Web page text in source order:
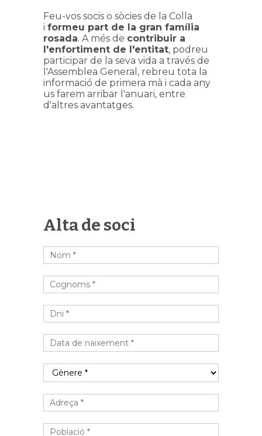
Feu-vos socis o sòcies de la Colla
i formeu part de la gran família
rosada. A més de contribuir a
l'enfortiment de l'entitat, podreu
participar de la seva vida a través de
l'Assemblea General, rebreu tota la
informació de primera mà i cada any
us farem arribar l'anuari, entre
d'altres avantatges.
Alta de soci